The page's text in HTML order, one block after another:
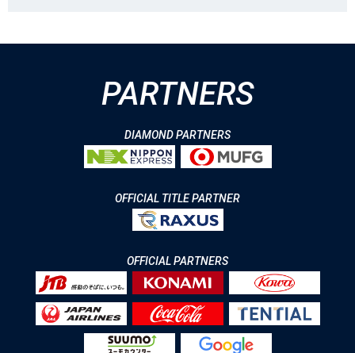
PARTNERS
DIAMOND PARTNERS
OFFICIAL TITLE PARTNER
OFFICIAL PARTNERS